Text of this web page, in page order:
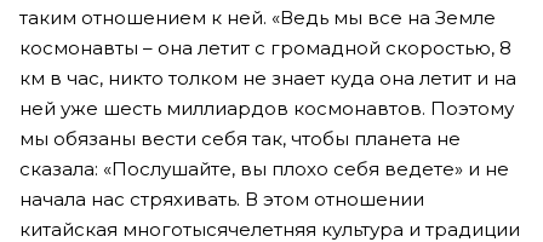
таким отношением к ней. «Ведь мы все на Земле
космонавты – она летит с громадной скоростью, 8
км в час, никто толком не знает куда она летит и на
ней уже шесть миллиардов космонавтов. Поэтому
мы обязаны вести себя так, чтобы планета не
сказала: «Послушайте, вы плохо себя ведете» и не
начала нас стряхивать. В этом отношении
китайская многотысячелетняя культура и традиции